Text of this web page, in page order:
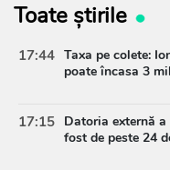
Toate știrile
17:44 Taxa pe colete:
poate încasa 3
17:15 Datoria externă
fost de peste 24